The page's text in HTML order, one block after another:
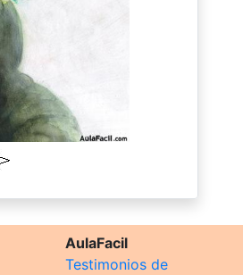
AulaFacil
Testimonios de